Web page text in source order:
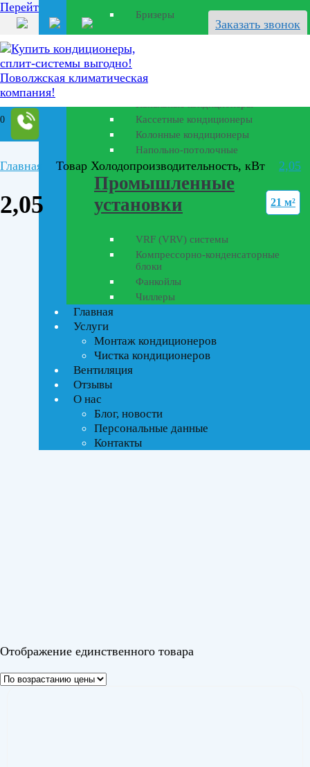
Перейти к содержанию
Заказать звонок
0
Бризеры
Полупромышленные
кондиционеры
Кассетные кондиционеры
Колонные кондиционеры
Напольно-потолочные
Промышленные
установки
VRF (VRV) системы
Компрессорно-конденсаторные
блоки
Фанкойлы
Чиллеры
Главная
Услуги
Монтаж кондиционеров
Чистка кондиционеров
Вентиляция
Отзывы
О нас
Блог, новости
Персональные данные
Контакты
Главная Товар Холодопроизводительность, кВт 2,05
2,05
Текстовый поиск
ВСЕ АКЦИИ(1)
On-Off стандартное
Отображение единственного товара
21 м²